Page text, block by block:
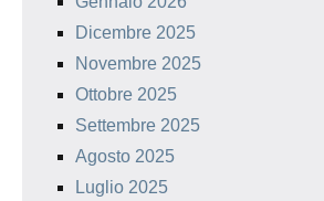
Dicembre 2025
Novembre 2025
Ottobre 2025
Settembre 2025
Agosto 2025
Luglio 2025